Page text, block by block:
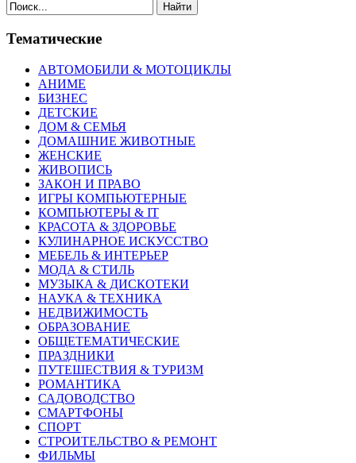
Найти
Тематические
АВТОМОБИЛИ & МОТОЦИКЛЫ
АНИМЕ
БИЗНЕС
ДЕТСКИЕ
ДОМ & СЕМЬЯ
ДОМАШНИЕ ЖИВОТНЫЕ
ЖЕНСКИЕ
ЖИВОПИСЬ
ЗАКОН И ПРАВО
ИГРЫ КОМПЬЮТЕРНЫЕ
КОМПЬЮТЕРЫ & IT
КРАСОТА & ЗДОРОВЬЕ
КУЛИНАРНОЕ ИСКУССТВО
МЕБЕЛЬ & ИНТЕРЬЕР
МОДА & СТИЛЬ
МУЗЫКА & ДИСКОТЕКИ
НАУКА & ТЕХНИКА
НЕДВИЖИМОСТЬ
ОБРАЗОВАНИЕ
ОБЩЕТЕМАТИЧЕСКИЕ
ПРАЗДНИКИ
ПУТЕШЕСТВИЯ & ТУРИЗМ
РОМАНТИКА
САДОВОДСТВО
СМАРТФОНЫ
СПОРТ
СТРОИТЕЛЬСТВО & РЕМОНТ
ФИЛЬМЫ